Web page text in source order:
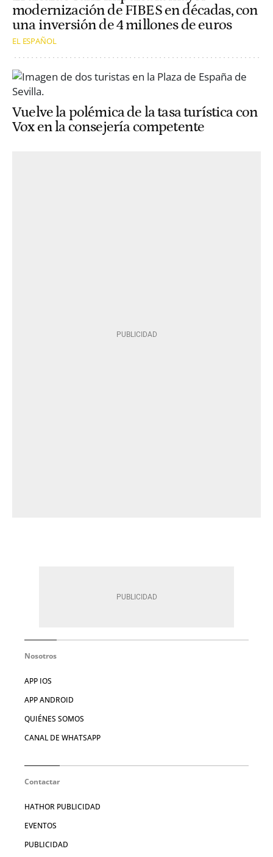
modernización de FIBES en décadas, con
una inversión de 4 millones de euros
EL ESPAÑOL
Vuelve la polémica de la tasa turística con
Vox en la consejería competente
Nosotros
APP IOS
APP ANDROID
QUIÉNES SOMOS
CANAL DE WHATSAPP
Contactar
HATHOR PUBLICIDAD
EVENTOS
PUBLICIDAD